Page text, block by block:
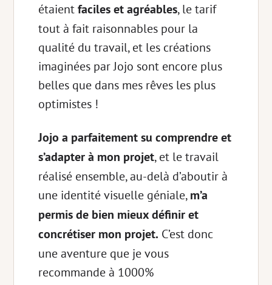
étaientfaciles et agréables, le tarif
tout à fait raisonnables pour la
qualité du travail, et les créations
imaginées par Jojo sont encore plus
belles que dans mes rêves les plus
optimistes !
Jojo a parfaitement su comprendre et
s’adapter à mon projet, et le travail
réalisé ensemble, au-delà d’aboutir à
une identité visuelle géniale, m’a
permis de bien mieux définir et
concrétiser mon projet. C’est donc
une aventure que je vous
recommande à 1000%